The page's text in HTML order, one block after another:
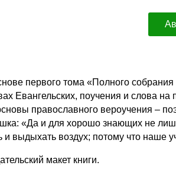
первого тома «Полного
Евангельских, поучения и слова
православного вероучения –
«Да и для хорошо знающих не
и выдыхать воздух; потому что
макет книги.